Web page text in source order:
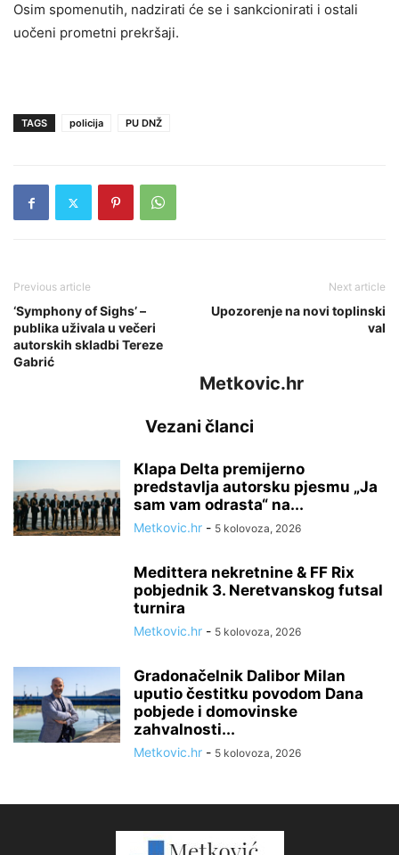
Osim spomenutih, nadzirati će se i sankcionirati i ostali
uočeni prometni prekršaji.
TAGS policija PU DNŽ
Previous article
‘Symphony of Sighs’ –
publika uživala u večeri
autorskih skladbi Tereze
Gabrić
Next article
Upozorenje na novi toplinski
val
Metkovic.hr
Vezani članci
Klapa Delta premijerno
predstavlja autorsku pjesmu „Ja
sam vam odrasta“ na...
Metkovic.hr - 5 kolovoza, 2026
Medittera nekretnine & FF Rix
pobjednik 3. Neretvanskog futsal
turnira
Metkovic.hr - 5 kolovoza, 2026
Gradonačelnik Dalibor Milan
uputio čestitku povodom Dana
pobjede i domovinske
zahvalnosti...
Metkovic.hr - 5 kolovoza, 2026